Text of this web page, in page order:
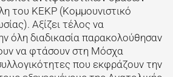
του ΚΕΚΡ (Κομμουνιστικό
Αξίζει τέλος να
όλη διαδικασία παρακολούθησαν
να φτάσουν στη Μόσχα
που εκφράζουν την